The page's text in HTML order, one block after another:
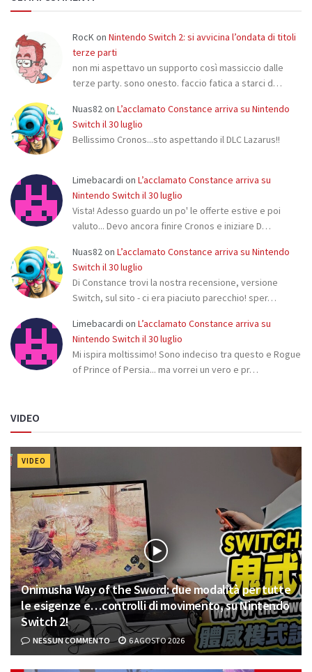
RocKon Nintendo Switch 2: si avvicina l’ondata di titoli
terze parti
non mi aspettavo un supporto così massiccio dalle
terze party. sono onesto. faccio fatica a starci d…
Nuas82 on L’acclamato Constance arriva su Nintendo
Switch il 30 luglio
Bellissimo Cronos...sto aspettando il DLC Lazarus!!
Limebacardi on L’acclamato Constance arriva su
Nintendo Switch il 30 luglio
Vista! Adesso guardo un po' le offerte estive e poi
valuto... Devo ancora finire Cronos e iniziare D…
Nuas82on L’acclamato Constance arriva su Nintendo
Switch il 30 luglio
Di Constance trovi la nostra recensione, versione
Switch, sul sito - ci era piaciuto parecchio! sper…
Limebacardi on L’acclamato Constance arriva su
Nintendo Switch il 30 luglio
Mi ispira moltissimo! Sono indeciso tra questo e Rogue
of Prince of Persia... ma vorrei un vero e pr…
VIDEO
VIDEO
Onimusha Way of the Sword: due modalità per tutte
le esigenze e…controlli di movimento, su Nintendo
Switch 2!
NESSUN COMMENTO 6 AGOSTO 2026